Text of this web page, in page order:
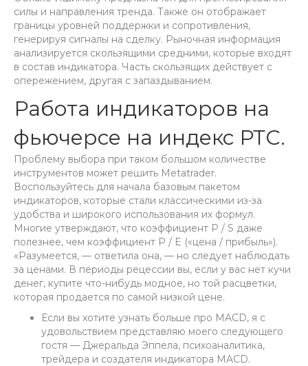
силы и направления тренда. Также он отображает
границы уровней поддержки и сопротивления,
генерируя сигналы на сделку. Рыночная информация
анализируется скользящими средними, которые входят
в состав индикатора. Часть скользящих действует с
опережением, другая с запаздыванием.
Работа индикаторов на
фьючерсе на индекс РТС.
Проблему выбора при таком большом количестве
инструментов может решить Metatrader.
Воспользуйтесь для начала базовым пакетом
индикаторов, которые стали классическими из-за
удобства и широкого использования их формул.
Многие утверждают, что коэффициент P / S даже
полезнее, чем коэффициент P / E («цена / прибыль»).
«Разумеется, — ответила она, — но следует наблюдать
за ценами. В периоды рецессии вы, если у вас нет кучи
денег, купите что-нибудь модное, но той расцветки,
которая продается по самой низкой цене.
Если вы хотите узнать больше про MACD, я с
удовольствием представляю моего следующего
гостя — Джеральда Эппела, психоаналитика,
трейдера и создателя индикатора MACD.